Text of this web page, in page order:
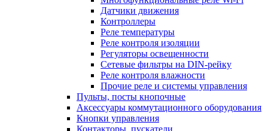
Датчики движения
Контроллеры
Реле температуры
Реле контроля изоляции
Регуляторы освещенности
Сетевые фильтры на DIN-рейку
Реле контроля влажности
Прочие реле и системы управления
Пульты, посты кнопочные
Аксессуары коммутационного оборудования
Кнопки управления
Контакторы, пускатели